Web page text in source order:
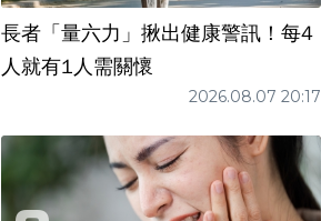
長者「量六力」揪出健康警訊！每4
人就有1人需關懷
2026.08.07 20:17